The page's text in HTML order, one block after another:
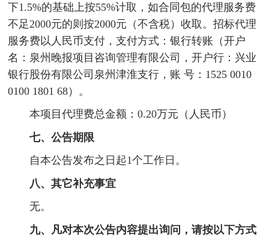
下1.5%的基础上按55%计取，如合同包的代理服务费
不足2000元的则按2000元（不含税）收取。招标代理
服务费以人民币支付，支付方式：银行转账（开户
名：泉州晚报项目咨询管理有限公司，开户行：兴业
银行股份有限公司泉州津淮支行，账 号：1525 0010
0100 1801 68）。
本项目代理费总金额：0.20万元（人民币）
七、公告期限
自本公告发布之日起1个工作日。
八、其它补充事宜
无。
九、凡对本次公告内容提出询问，请按以下方式